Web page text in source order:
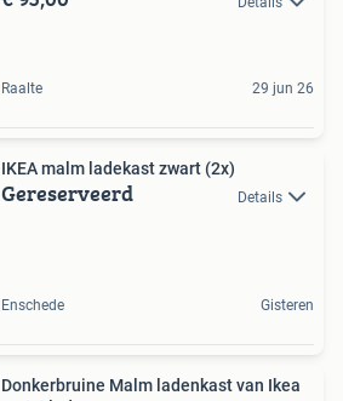
Raalte 29 jun 26
IKEA malm ladekast zwart (2x)
Gereserveerd Details
Enschede Gisteren
Donkerbruine Malm ladenkast van Ikea